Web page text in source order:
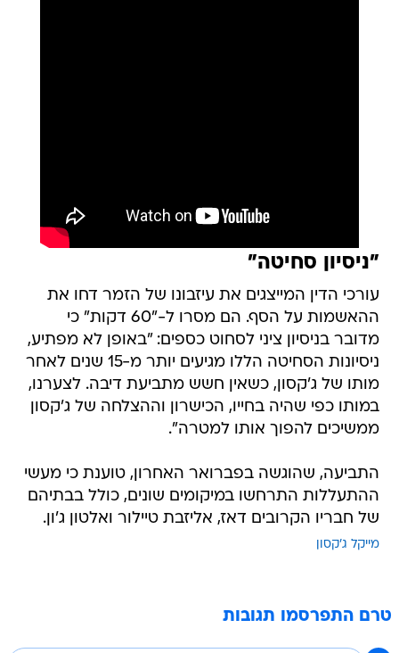
"ניסיון סחיטה"
עורכי הדין המייצגים את עיזבונו של הזמר דחו את
ההאשמות על הסף. הם מסרו ל-"60 דקות" כי
מדובר בניסיון ציני לסחוט כספים: "באופן לא מפתיע,
ניסיונות הסחיטה הללו מגיעים יותר מ-15 שנים לאחר
מותו של ג'קסון, כשאין חשש מתביעת דיבה. לצערנו,
במותו כפי שהיה בחייו, הכישרון וההצלחה של ג'קסון
ממשיכים להפוך אותו למטרה".
התביעה, שהוגשה בפברואר האחרון, טוענת כי מעשי
ההתעללות התרחשו במיקומים שונים, כולל בבתיהם
של חבריו הקרובים דאז, אליזבת טיילור ואלטון ג'ון.
מייקל ג'קסון
טרם התפרסמו תגובות